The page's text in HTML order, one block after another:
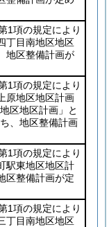
1項の規定により
丁目南地区地区
地区整備計画が
1項の規定により
原地区地区計画
区地区計画」と
、地区整備計画
1項の規定により
駅東地区地区計
区整備計画が定
1項の規定により
丁目南地区地区